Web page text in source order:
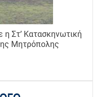
Στ’ Κατασκηνωτική
Μητρόπολης